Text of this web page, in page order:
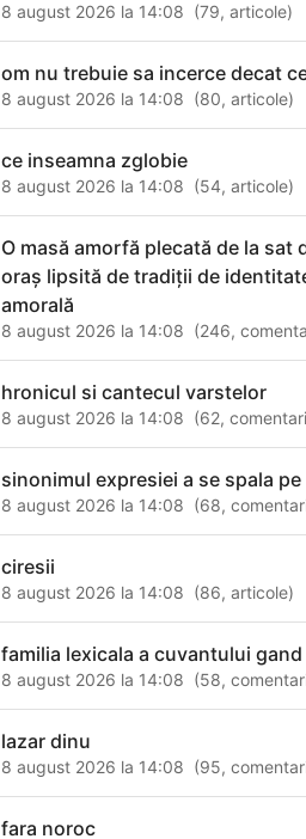
8 august 2026 la 14:08 (79,articole)
om nu trebuie sa incerce decat
8 august 2026 la 14:08 (80,articole)
ce inseamna zglobie
8 august 2026 la 14:08 (54,articole)
O masă amorfă plecată de la sat
oraş lipsită de tradiţii de
amorală
8 august 2026 la 14:08 (246,
hronicul si cantecul varstelor
8 august 2026 la 14:08 (62,
sinonimul expresiei a se spala pe
8 august 2026 la 14:08 (68,
ciresii
8 august 2026 la 14:08 (86,articole)
familia lexicala a cuvantului gand
8 august 2026 la 14:08 (58,
lazar dinu
8 august 2026 la 14:08 (95,
fara noroc